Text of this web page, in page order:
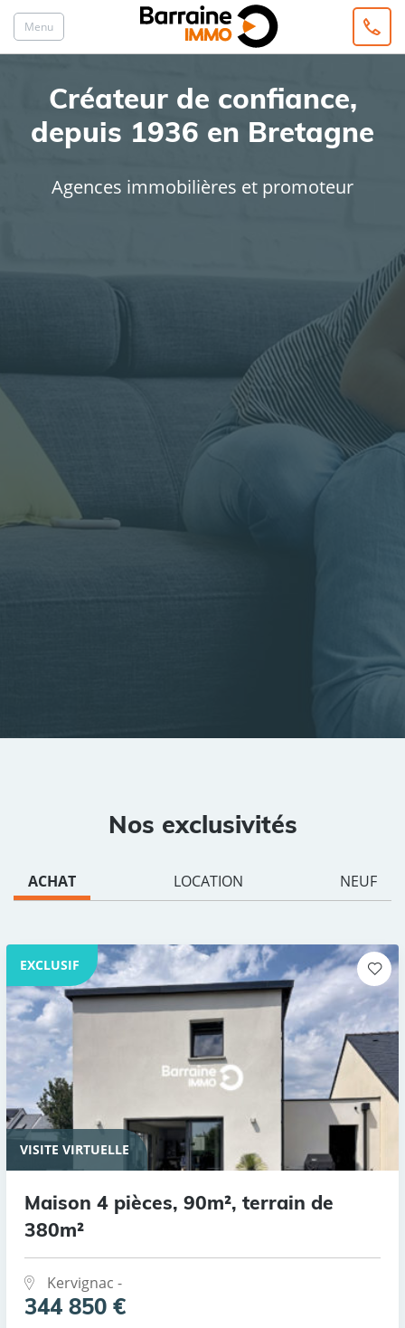
Menu
Créateur de confiance,
depuis 1936 en Bretagne
Agences immobilières et promoteur
Rayon
Nos exclusivités
ACHAT LOCATION NEUF
EXCLUSIF
VISITE VIRTUELLE
Maison 4 pièces, 90m², terrain de
380m²
Kervignac -
344 850 €